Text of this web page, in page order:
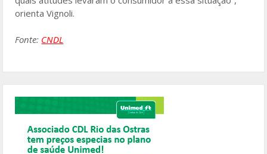
orienta Vignoli.
Fonte: CNDL